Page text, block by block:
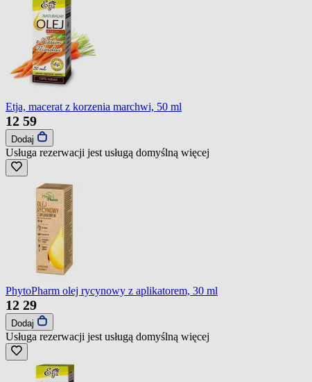
Etja, macerat z korzenia marchwi, 50 ml
12 59
Dodaj
Usługa rezerwacji jest usługą domyślną więcej
PhytoPharm olej rycynowy z aplikatorem, 30 ml
12 29
Dodaj
Usługa rezerwacji jest usługą domyślną więcej